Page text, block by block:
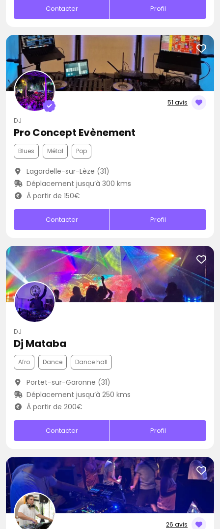
Contacter Profil
51 avis
DJ
Pro Concept Evènement
Blues Métal Pop
Lagardelle-sur-Lèze (31)
Déplacement jusqu’à 300 kms
À partir de 150€
Contacter Profil
DJ
Dj Mataba
Afro Dance Dance hall
Portet-sur-Garonne (31)
Déplacement jusqu’à 250 kms
À partir de 200€
Contacter Profil
26 avis